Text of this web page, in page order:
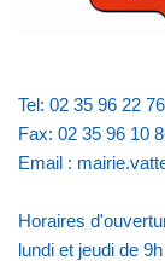
Tel: 02 35 96 22 76
Fax: 02 35 96 10
Email :
Horaires
lundi et jeudi de